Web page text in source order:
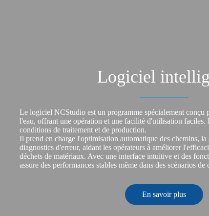
Logiciel
Le logiciel NCStudio est un programme spécialement conçu
l'eau, offrant une opération et une facilité d'utilisation
conditions de traitement et de production.
Il prend en charge l'optimisation automatique des chemins,
diagnostics d'erreur, aidant les opérateurs à améliorer
déchets de matériaux. Avec une interface intuitive et des
assure des performances stables même dans des scénarios de
En savoir plus